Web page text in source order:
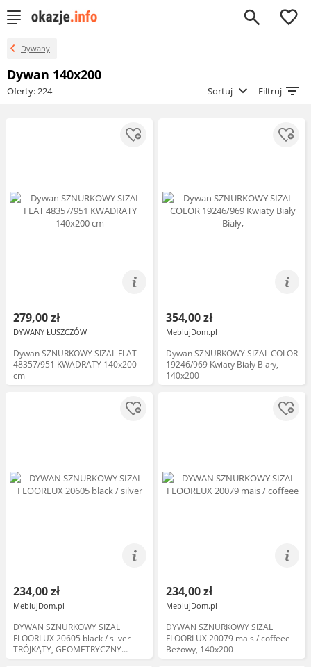
0
Dywany
Dywan 140x200
Oferty: 224 Sortuj Filtruj
279,00 zł
DYWANY ŁUSZCZÓW
Dywan SZNURKOWY SIZAL FLAT
48357/951 KWADRATY 140x200
cm
354,00 zł
MeblujDom.pl
Dywan SZNURKOWY SIZAL COLOR
19246/969 Kwiaty Biały Biały,
140x200
234,00 zł
MeblujDom.pl
DYWAN SZNURKOWY SIZAL
FLOORLUX 20605 black / silver
TRÓJKĄTY, GEOMETRYCZNY
Czarny, 140x200
234,00 zł
MeblujDom.pl
DYWAN SZNURKOWY SIZAL
FLOORLUX 20079 mais / coffeee
Beżowy, 140x200